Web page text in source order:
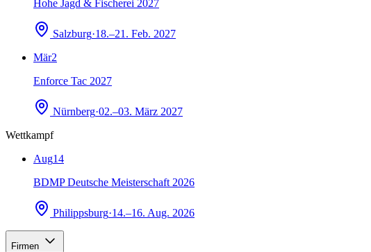
Hohe Jagd & Fischerei 2027
Salzburg·18.–21. Feb. 2027
Mär2
Enforce Tac 2027
Nürnberg·02.–03. März 2027
Wettkampf
Aug14
BDMP Deutsche Meisterschaft 2026
Philippsburg·14.–16. Aug. 2026
Firmen